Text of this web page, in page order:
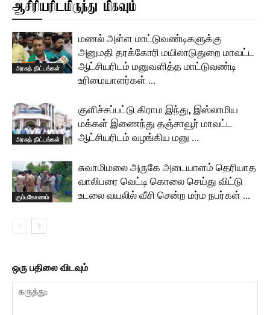
ஆசிரியரிடமிருந்து மிகவும்
அரசுத் திட்டங்கள்
மணல் அள்ள மாட்டுவண்டிகளுக்கு
அனுமதி தரக்கோரி மயிலாடுதுறை மாவட்ட
ஆட்சியரிடம் மனுவளித்த மாட்டுவண்டி
உரிமையாளர்கள் …
அரசுத் திட்டங்கள்
குளிச்சப்பட்டு கிராம இந்து, இஸ்லாமிய
மக்கள் இணைந்து தஞ்சாவூர் மாவட்ட
ஆட்சியரிடம் வழங்கிய மனு …
கும்பகோணம்
சுவாமிமலை அருகே அடையாளம் தெரியாத
வாலிபரை வெட்டி கொலை செய்து விட்டு
உடலை வயலில் வீசி சென்ற மர்ம நபர்கள் …
ஒரு பதிலை விடவும்